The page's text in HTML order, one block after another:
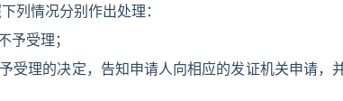
列情况分别作出处理：
予受理；
受理的决定，告知申请人向相应的发证机关申请，